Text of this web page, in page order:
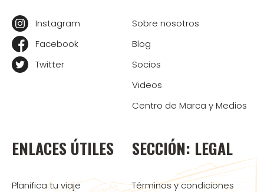
Instagram
Facebook
Twitter
Sobre nosotros
Blog
Socios
Videos
Centro de Marca y Medios
ENLACES ÚTILES
Planifica tu viaje
SECCIÓN: LEGAL
Términos y condiciones